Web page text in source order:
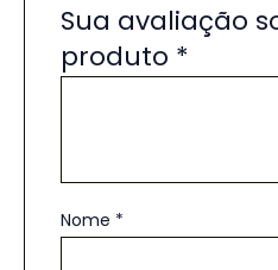
Sua avaliação
produto *
Nome *